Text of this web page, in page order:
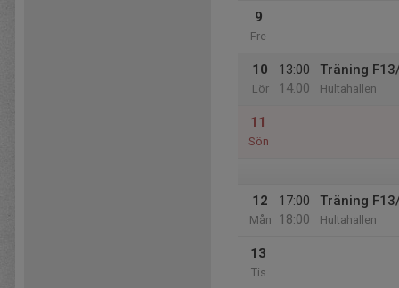
9
Fre
10
Lör
13:00
14:00
Träning
Hultahallen
11
Sön
12
Mån
17:00
18:00
Träning
Hultahallen
13
Tis